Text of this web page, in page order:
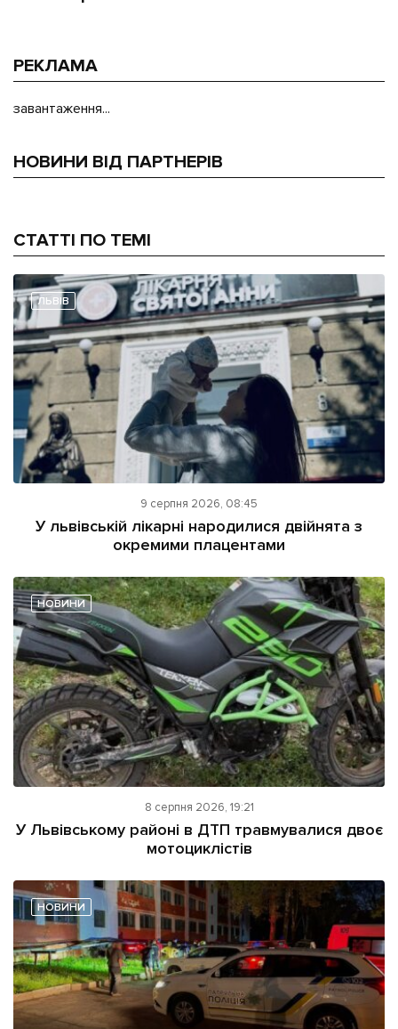
РЕКЛАМА
завантаження...
НОВИНИ ВІД ПАРТНЕРІВ
СТАТТІ ПО ТЕМІ
ЛЬВІВ
9 серпня 2026, 08:45
У львівській лікарні народилися двійнята з
окремими плацентами
НОВИНИ
8 серпня 2026, 19:21
У Львівському районі в ДТП травмувалися двоє
мотоциклістів
НОВИНИ